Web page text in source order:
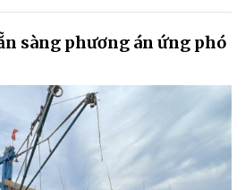
sàng phương án ứng phó